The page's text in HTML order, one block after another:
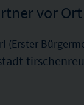
vor Ort
(Erster